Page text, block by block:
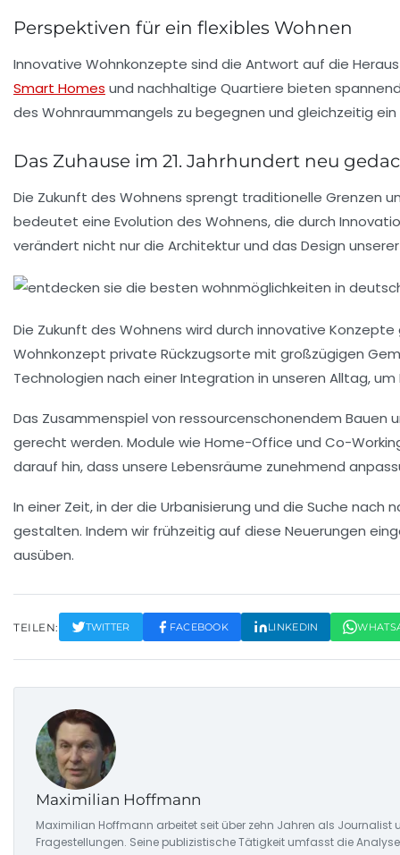
Perspektiven für ein flexibles Wohnen
Innovative Wohnkonzepte sind die Antwort auf die
Smart Homes und nachhaltige Quartiere bieten
des Wohnraummangels zu begegnen und gleichzeitig
Das Zuhause im 21. Jahrhundert neu
Die Zukunft des Wohnens sprengt traditionelle Grenzen
bedeutet eine Evolution des Wohnens, die durch
verändert nicht nur die Architektur und das Design
Die Zukunft des Wohnens wird durch innovative Konzepte
Wohnkonzept private Rückzugsorte mit großzügigen
Technologien nach einer Integration in unseren Alltag,
Das Zusammenspiel von ressourcenschonendem Bauen
gerecht werden. Module wie Home-Office und Co-
darauf hin, dass unsere Lebensräume zunehmend
In einer Zeit, in der die Urbanisierung und die Suche nach
gestalten. Indem wir frühzeitig auf diese Neuerungen
ausüben.
TEILEN: TWITTER FACEBOOK LINKEDIN
Maximilian Hoffmann
Maximilian Hoffmann arbeitet seit über zehn Jahren als
Fragestellungen. Seine publizistische Tätigkeit umfasst die